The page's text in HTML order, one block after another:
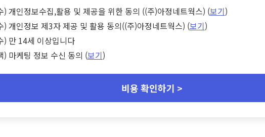
) 개인정보수집,활용 및 제공을 위한 동의 ((주)아정네트웍스) (보기)
) 개인정보 제3자 제공 및 활용 동의((주)아정네트웍스) (보기)
) 만 14세 이상입니다
) 마케팅 정보 수신 동의 (보기)
비용 확인하기 >